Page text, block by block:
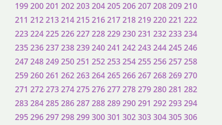
199200201 202203204205206207208209210
211 212213214215216217218219220221 222
223224225226227228229230231 232233234
235236237238239240241 242243244245246
247248249250251 252253254255256257258
259260261 262263264265266267268269270
271 272273274275276277278279280281 282
283284285286287288289290291 292293294
295296297298299300301 302303304305306